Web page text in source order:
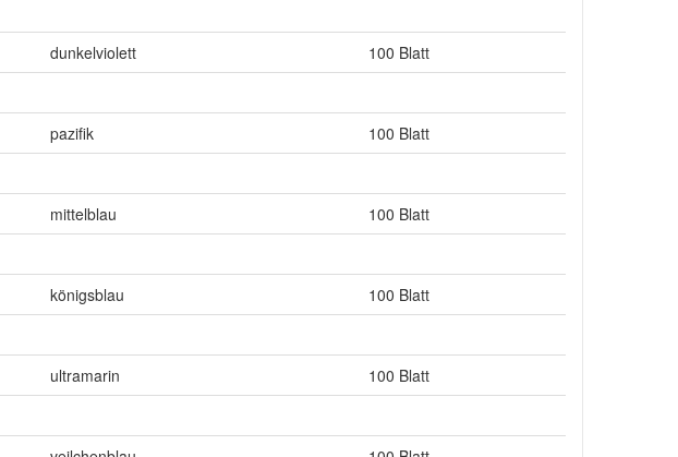
dunkelviolett
100 Blatt
pazifik
100 Blatt
mittelblau
100 Blatt
königsblau
100 Blatt
ultramarin
100 Blatt